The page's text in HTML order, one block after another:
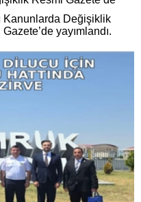
Kanunlarda Değişiklik
yayımlandı.